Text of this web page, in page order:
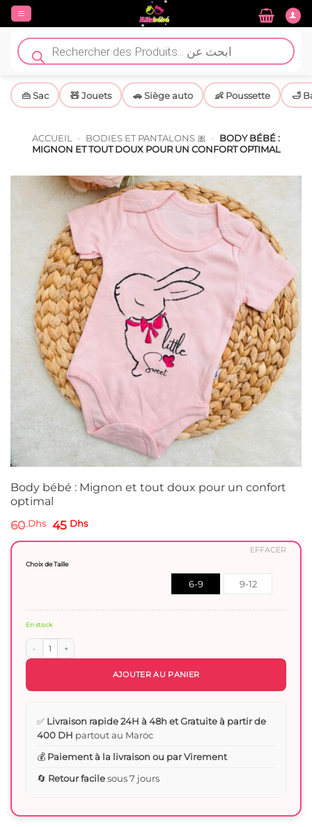
Passer
contenu
Recherche
de
produits
👜 Sac 🧸 Jouets 🚗 Siège auto 👶 Poussette 🛁
ACCUEIL - BODIES ET PANTALONS 🎀 - BODY BÉBÉ :
MIGNON ET TOUT DOUX POUR UN CONFORT OPTIMAL
Body bébé : Mignon et tout doux pour un confort
optimal
60Dhs Le
était :
60 Dhs.
45 DhsLe
Choix de Taille
6-9
9-12
EFFACER
En stock
quantité de Body bébé : Mignon et tout doux pour un confort optimal
AJOUTER AU PANIER
✅ Livraison rapide 24H à 48h et Gratuite à partir de
400 DH partout au Maroc
💰 Paiement à la livraison ou par Virement
🔄 Retour facilesous 7 jours